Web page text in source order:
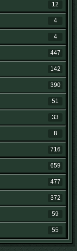
12
4
4
447
142
390
51
33
8
716
659
477
372
59
55